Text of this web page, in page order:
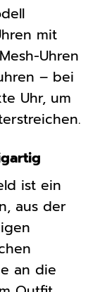
mit
Uhren
– bei
Uhr, um
ist ein
aus der
an die